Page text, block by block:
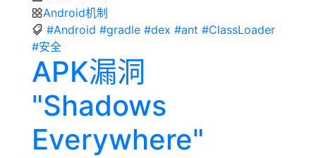
Android机制
#Android #gradle #dex #ant #ClassLoader
#安全
APK漏洞
"Shadows
Everywhere"